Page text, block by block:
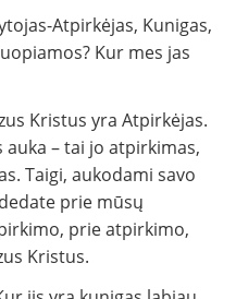
Atpirkėjas, Kunigas,
Kur mes jas
Kristus yra Atpirkėjas.
auka – tai jo atpirkimas,
Taigi, aukodami savo
prie mūsų
prie atpirkimo,
Kristus.